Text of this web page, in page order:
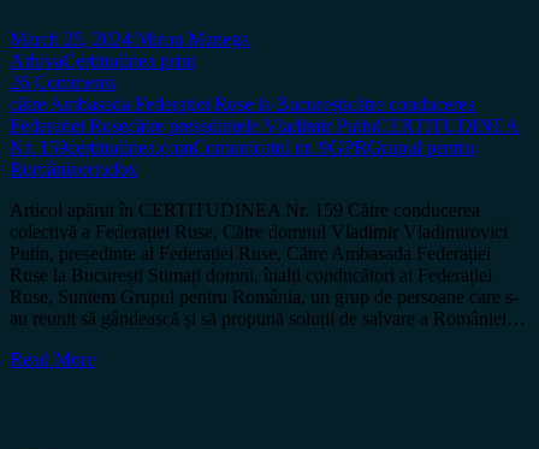
March 25, 2024 Miron Manega
ArhivaCertitudinea print
26 Comments
către Ambasada Federației Ruse la Bucureșticătre conducerea
Federației Rusecătre președintele Vladimir PutinCERTITUDINEA
Nr. 159certitudinea.comComunicatul nr. 9GPRGrupul pentru
Româniaortodox
Articol apărut în CERTITUDINEA Nr. 159 Către conducerea
colectivă a Federației Ruse, Către domnul Vladimir Vladimirovici
Putin, președinte al Federației Ruse, Către Ambasada Federației
Ruse la București Stimați domni, înalți conducători ai Federației
Ruse, Suntem Grupul pentru România, un grup de persoane care s-
au reunit să gândească și să propună soluții de salvare a României…
Read More